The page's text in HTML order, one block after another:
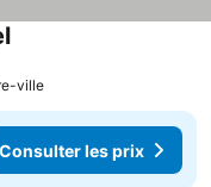
ville
Consulter les prix